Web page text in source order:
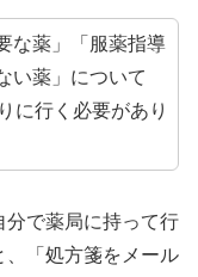
な薬」「服薬指導
い薬」について
に行く必要があり
分で薬局に持って行
、「処方箋をメール